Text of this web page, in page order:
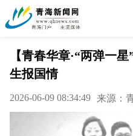
【青春华章·“两弹一
生报国情
2026-06-09 08:34:49 来源：